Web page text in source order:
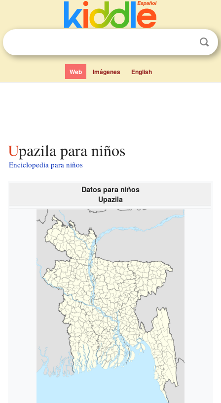
Web Imágenes English
Upazila para niños
Enciclopedia para niños
Datos para niños
Upazila